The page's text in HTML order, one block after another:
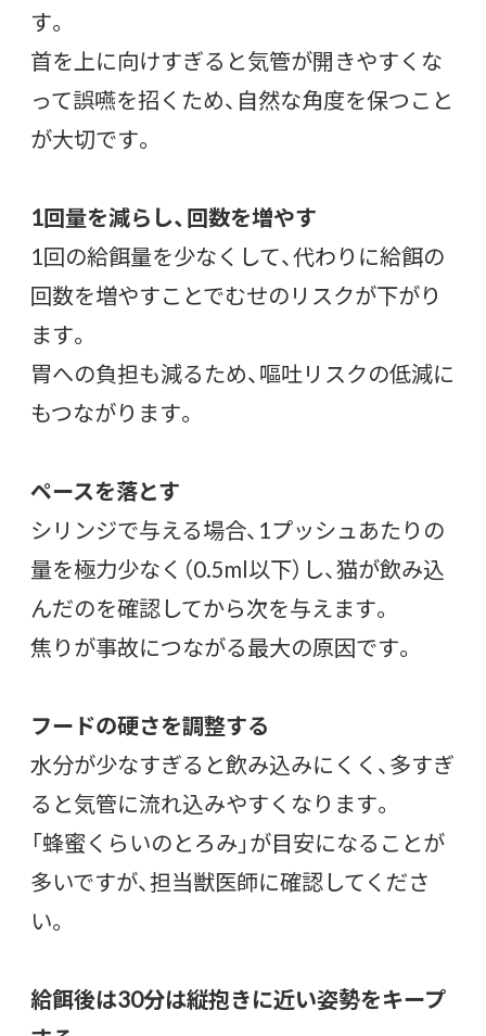
す。
首を上に向けすぎると気管が開きやすくな
って誤嚥を招くため、自然な角度を保つこと
が大切です。
1回量を減らし、回数を増やす
1回の給餌量を少なくして、代わりに給餌の
回数を増やすことでむせのリスクが下がり
ます。
胃への負担も減るため、嘔吐リスクの低減に
もつながります。
ペースを落とす
シリンジで与える場合、1プッシュあたりの
量を極力少なく（0.5ml以下）し、猫が飲み込
んだのを確認してから次を与えます。
焦りが事故につながる最大の原因です。
フードの硬さを調整する
水分が少なすぎると飲み込みにくく、多すぎ
ると気管に流れ込みやすくなります。
「蜂蜜くらいのとろみ」が目安になることが
多いですが、担当獣医師に確認してくださ
い。
給餌後は30分は縦抱きに近い姿勢をキープ